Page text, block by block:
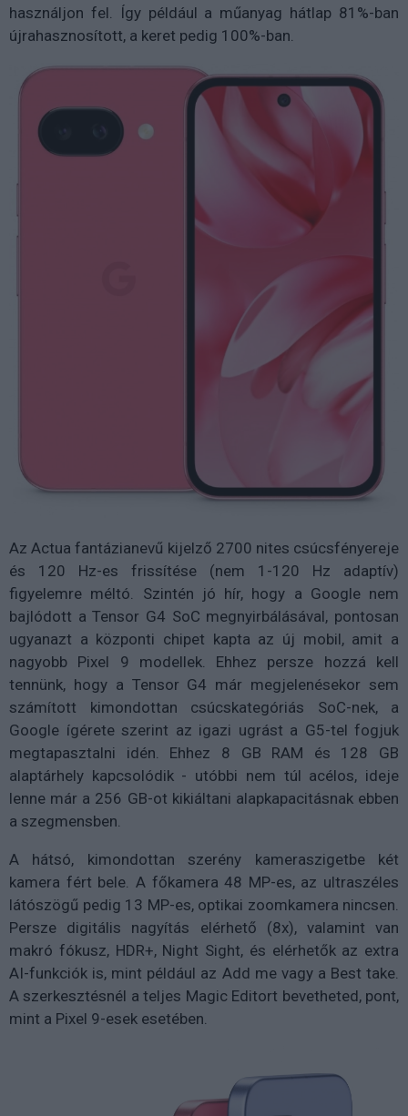
használjon fel. Így például a műanyag hátlap 81%-ban
újrahasznosított, a keret pedig 100%-ban.
Az Actua fantázianevű kijelző 2700 nites csúcsfényereje
és 120 Hz-es frissítése (nem 1-120 Hz adaptív)
figyelemre méltó. Szintén jó hír, hogy a Google nem
bajlódott a Tensor G4 SoC megnyirbálásával, pontosan
ugyanazt a központi chipet kapta az új mobil, amit a
nagyobb Pixel 9 modellek. Ehhez persze hozzá kell
tennünk, hogy a Tensor G4 már megjelenésekor sem
számított kimondottan csúcskategóriás SoC-nek, a
Google ígérete szerint az igazi ugrást a G5-tel fogjuk
megtapasztalni idén. Ehhez 8 GB RAM és 128 GB
alaptárhely kapcsolódik - utóbbi nem túl acélos, ideje
lenne már a 256 GB-ot kikiáltani alapkapacitásnak ebben
a szegmensben.
A hátsó, kimondottan szerény kameraszigetbe két
kamera fért bele. A főkamera 48 MP-es, az ultraszéles
látószögű pedig 13 MP-es, optikai zoomkamera nincsen.
Persze digitális nagyítás elérhető (8x), valamint van
makró fókusz, HDR+, Night Sight, és elérhetők az extra
AI-funkciók is, mint például az Add me vagy a Best take.
A szerkesztésnél a teljes Magic Editort bevetheted, pont,
mint a Pixel 9-esek esetében.